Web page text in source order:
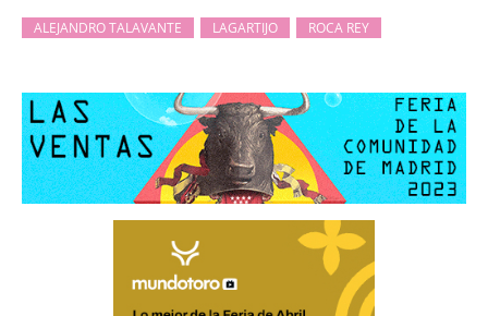
ALEJANDRO TALAVANTE LAGARTIJO ROCA REY